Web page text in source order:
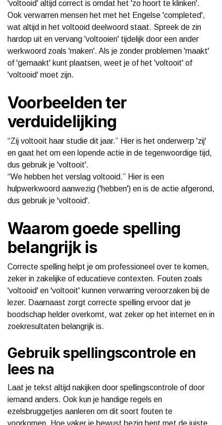
'voltooid' altijd correct is omdat het 'zo hoort te klinken'.
Ook verwarren mensen het met het Engelse 'completed',
wat altijd in het voltooid deelwoord staat. Spreek de zin
hardop uit en vervang 'voltooien' tijdelijk door een ander
werkwoord zoals 'maken'. Als je zonder problemen 'maakt'
of 'gemaakt' kunt plaatsen, weet je of het 'voltooit' of
'voltooid' moet zijn.
Voorbeelden ter
verduidelijking
“Zij voltooit haar studie dit jaar.” Hier is het onderwerp 'zij'
en gaat het om een lopende actie in de tegenwoordige tijd,
dus gebruik je 'voltooit'.
“We hebben het verslag voltooid.” Hier is een
hulpwerkwoord aanwezig ('hebben') en is de actie afgerond,
dus gebruik je 'voltooid'.
Waarom goede spelling
belangrijk is
Correcte spelling helpt je om professioneel over te komen,
zeker in zakelijke of educatieve contexten. Fouten zoals
'voltooid' en 'voltooit' kunnen verwarring veroorzaken bij de
lezer. Daarnaast zorgt correcte spelling ervoor dat je
boodschap helder overkomt, wat zeker op het internet en in
zoekresultaten belangrijk is.
Gebruik spellingscontrole en
lees na
Laat je tekst altijd nakijken door spellingscontrole of door
iemand anders. Ook kun je handige regels en
ezelsbruggetjes aanleren om dit soort fouten te
voorkomen. Hoe vaker je bewust bezig bent met de juiste